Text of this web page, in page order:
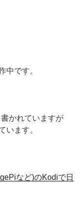
中です。
かれていますが
います。
など)のKodiで日